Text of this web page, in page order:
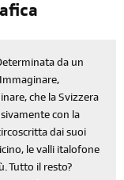
da un
che la Svizzera
con la
dai suoi
le valli italofone
Tutto il resto?